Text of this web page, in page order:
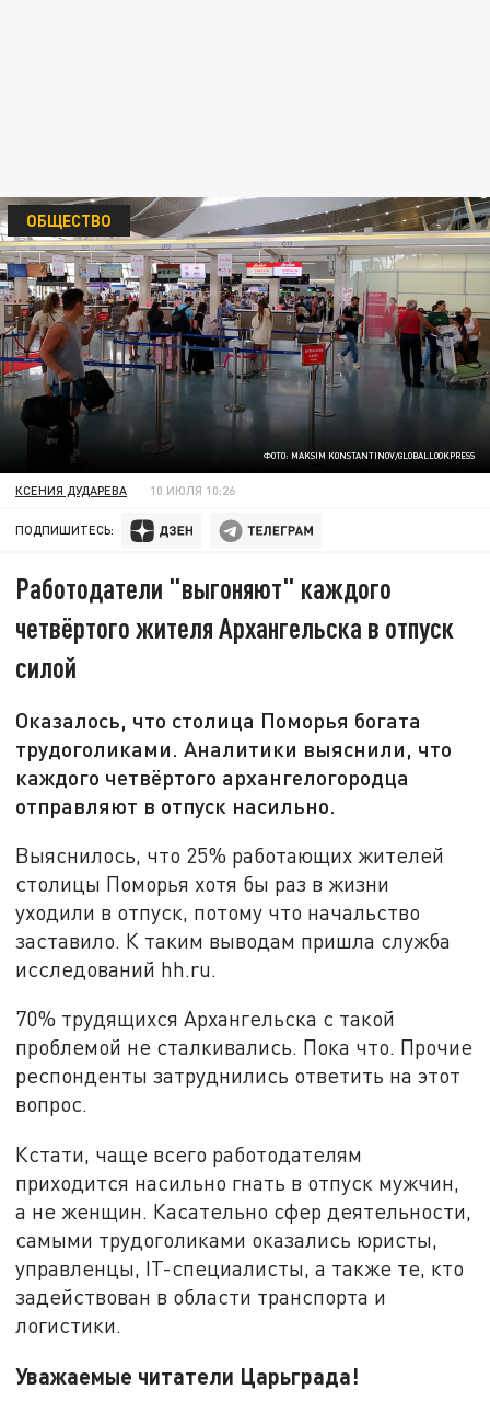
ФОТО: MAKSIM KONSTANTINOV/GLOBALLOOKPRESS
ОБЩЕСТВО
КСЕНИЯ ДУДАРЕВА 10 ИЮЛЯ 10:26
ПОДПИШИТЕСЬ:
Работодатели "выгоняют" каждого
четвёртого жителя Архангельска в отпуск
силой
Оказалось, что столица Поморья богата
трудоголиками. Аналитики выяснили, что
каждого четвёртого архангелогородца
отправляют в отпуск насильно.
Выяснилось, что 25% работающих жителей
столицы Поморья хотя бы раз в жизни
уходили в отпуск, потому что начальство
заставило. К таким выводам пришла служба
исследований hh.ru.
70% трудящихся Архангельска с такой
проблемой не сталкивались. Пока что. Прочие
респонденты затруднились ответить на этот
вопрос.
Кстати, чаще всего работодателям
приходится насильно гнать в отпуск мужчин,
а не женщин. Касательно сфер деятельности,
самыми трудоголиками оказались юристы,
управленцы, IT-специалисты, а также те, кто
задействован в области транспорта и
логистики.
Уважаемые читатели Царьграда!